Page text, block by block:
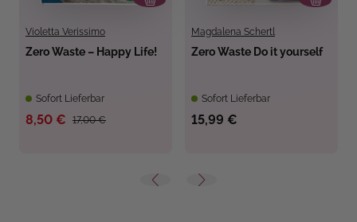
Violetta Verissimo
Zero Waste – Happy Life!
Sofort Lieferbar
17,00 €
8,50 €
Magdalena Schertl
Zero Waste Do it yourself
Sofort Lieferbar
15,99 €